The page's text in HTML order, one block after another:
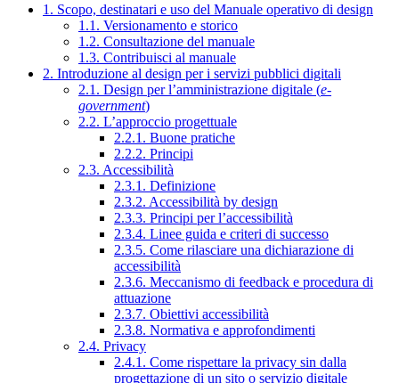
1. Scopo, destinatari e uso del Manuale operativo di design
1.1. Versionamento e storico
1.2. Consultazione del manuale
1.3. Contribuisci al manuale
2. Introduzione al design per i servizi pubblici digitali
2.1. Design per l’amministrazione digitale (e-
government)
2.2. L’approccio progettuale
2.2.1. Buone pratiche
2.2.2. Principi
2.3. Accessibilità
2.3.1. Definizione
2.3.2. Accessibilità by design
2.3.3. Principi per l’accessibilità
2.3.4. Linee guida e criteri di successo
2.3.5. Come rilasciare una dichiarazione di
accessibilità
2.3.6. Meccanismo di feedback e procedura di
attuazione
2.3.7. Obiettivi accessibilità
2.3.8. Normativa e approfondimenti
2.4. Privacy
2.4.1. Come rispettare la privacy sin dalla
progettazione di un sito o servizio digitale